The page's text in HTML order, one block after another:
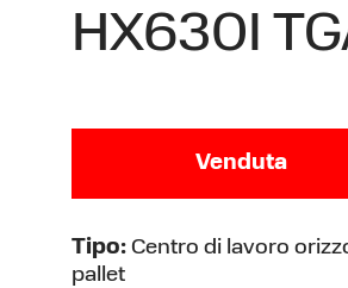
HX630I
Venduta
Tipo: Centro di lavoro
pallet